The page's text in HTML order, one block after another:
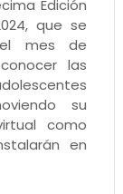
Edición
que se
mes de
las
su
como
en